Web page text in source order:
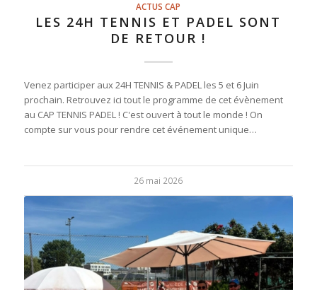
ACTUS CAP
LES 24H TENNIS ET PADEL SONT
DE RETOUR !
Venez participer aux 24H TENNIS & PADEL les 5 et 6 Juin
prochain. Retrouvez ici tout le programme de cet évènement
au CAP TENNIS PADEL ! C'est ouvert à tout le monde ! On
compte sur vous pour rendre cet événement unique…
26 mai 2026